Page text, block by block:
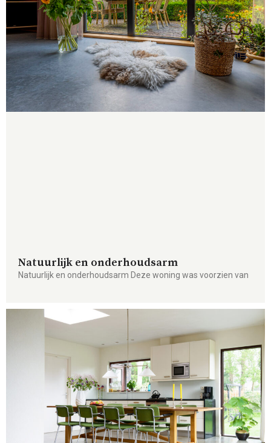
Natuurlijk en onderhoudsarm
Natuurlijk en onderhoudsarm Deze woning was voorzien van